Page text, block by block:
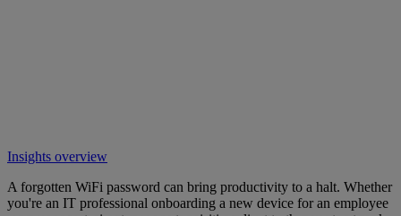
Insights overview
A forgotten WiFi password can bring productivity to a halt. Whether
you're an IT professional onboarding a new device for an employee